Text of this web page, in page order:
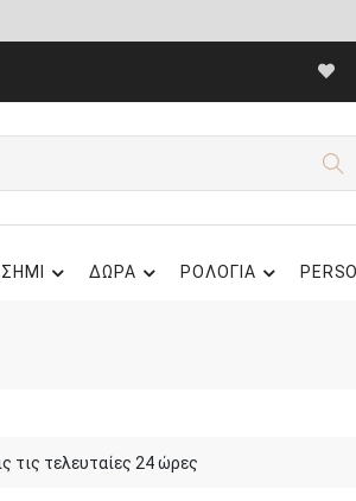
ΔΩΡΑ ΡΟΛΟΓΙΑ
τις τελευταίες 24 ώρες